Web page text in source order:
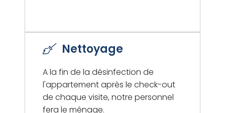
Nettoyage
A la fin de la désinfection de
l'appartement après le check-out
de chaque visite, notre personnel
fera le ménage.